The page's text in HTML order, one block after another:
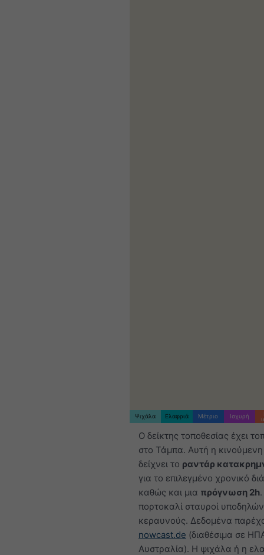
Ψιχάλα Ελαφριά Μέτριο Ισχυρή
Ο δείκτης τοποθεσίας έχει
στο Τάμπα. Αυτή η
δείχνει το ραντάρ
για το επιλεγμένο χρονικό
καθώς και μια πρόγνωση 2h
πορτοκαλί σταυροί
κεραυνούς. Δεδομένα
nowcast.de (διαθέσιμα σε
Αυστραλία). Η ψιχάλα ή η